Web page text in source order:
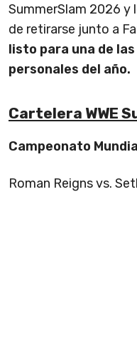
SummerSlam 2026
de retirarse junto a
listo para una de
personales del año.
Cartelera WWE
Campeonato
Roman Reigns vs.